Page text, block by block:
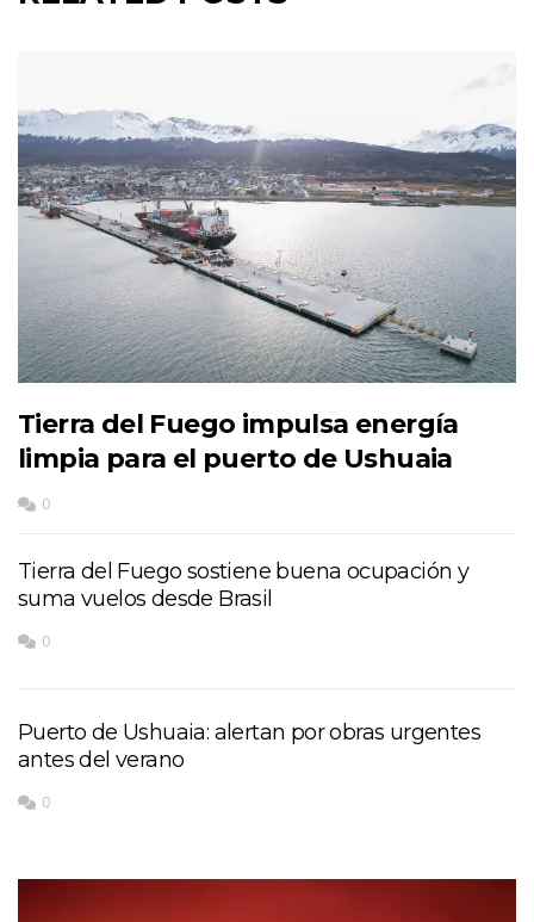
Tierra del Fuego impulsa energía
limpia para el puerto de Ushuaia
0
Tierra del Fuego sostiene buena ocupación y
suma vuelos desde Brasil
0
Puerto de Ushuaia: alertan por obras urgentes
antes del verano
0